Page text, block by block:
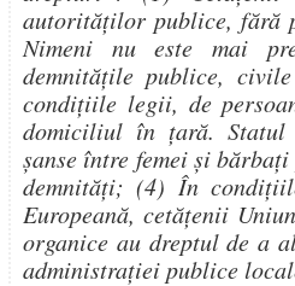
autorităţilor publice,
Nimeni nu este mai
demnităţile publice,
condiţiile legii, de
domiciliul în ţară. Statul
şanse între femei şi
demnităţi; (4) În
Europeană, cetăţenii
organice au dreptul de a
administraţiei publice